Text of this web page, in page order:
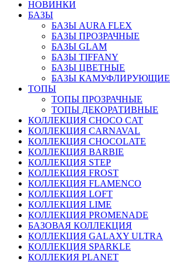
НОВИНКИ
БАЗЫ
БАЗЫ AURA FLEX
БАЗЫ ПРОЗРАЧНЫЕ
БАЗЫ GLAM
БАЗЫ TIFFANY
БАЗЫ ЦВЕТНЫЕ
БАЗЫ КАМУФЛИРУЮЩИЕ
ТОПЫ
ТОПЫ ПРОЗРАЧНЫЕ
ТОПЫ ДЕКОРАТИВНЫЕ
КОЛЛЕКЦИЯ CHOCO CAT
КОЛЛЕКЦИЯ CARNAVAL
КОЛЛЕКЦИЯ CHOCOLATE
КОЛЛЕКЦИЯ BARBIE
КОЛЛЕКЦИЯ STEP
КОЛЛЕКЦИЯ FROST
КОЛЛЕКЦИЯ FLAMENCO
КОЛЛЕКЦИЯ LOFT
КОЛЛЕКЦИЯ LIME
КОЛЛЕКЦИЯ PROMENADE
БАЗОВАЯ КОЛЛЕКЦИЯ
КОЛЛЕКЦИЯ GALAXY ULTRA
КОЛЛЕКЦИЯ SPARKLE
КОЛЛЕКИЯ PLANET